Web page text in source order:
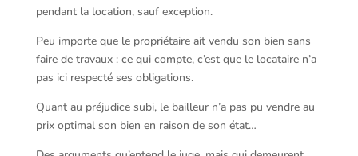
pendant la location, sauf exception.
Peu importe que le propriétaire ait vendu son bien sans
faire de travaux : ce qui compte, c’est que le locataire n’a
pas ici respecté ses obligations.
Quant au préjudice subi, le bailleur n’a pas pu vendre au
prix optimal son bien en raison de son état…